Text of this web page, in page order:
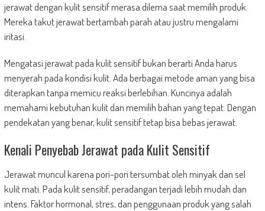
jerawat dengan kulit sensitif merasa dilema saat memilih produk.
Mereka takut jerawat bertambah parah atau justru mengalami
iritasi.
Mengatasi jerawat pada kulit sensitif bukan berarti Anda harus
menyerah pada kondisi kulit. Ada berbagai metode aman yang bisa
diterapkan tanpa memicu reaksi berlebihan. Kuncinya adalah
memahami kebutuhan kulit dan memilih bahan yang tepat. Dengan
pendekatan yang benar, kulit sensitif tetap bisa bebas jerawat.
Kenali Penyebab Jerawat pada Kulit Sensitif
Jerawat muncul karena pori-pori tersumbat oleh minyak dan sel
kulit mati. Pada kulit sensitif, peradangan terjadi lebih mudah dan
intens. Faktor hormonal, stres, dan penggunaan produk yang salah